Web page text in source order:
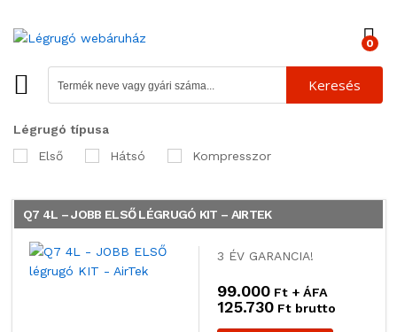
0
Keresés
Légrugó típusa
Első
Hátsó Kompresszor
Q7 4L – JOBB ELSŐ LÉGRUGÓ KIT – AIRTEK
3 ÉV GARANCIA!
99.000 Ft + ÁFA
125.730 Ft brutto